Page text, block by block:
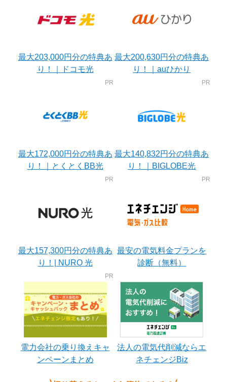
最大203,000円分の特典あ
り！｜ドコモ光
最大200,630円分の特典あ
り！｜auひかり
最大172,000円分の特典あ
り！｜とくとくBB光
最大140,832円分の特典あ
り！｜BIGLOBE光
最大157,300円分の特典あ
り！| NURO 光
最安の電気料金プランを
診断（無料）
電力会社の乗り換えキャ
ンペーンまとめ
法人の電気代削減ならエ
ネチェンジBiz